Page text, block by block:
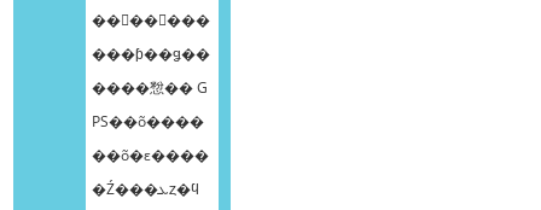
��󥰥��󥵡���
���ƥ��ǥ��
����㥹�� G
PS��õ����
��õ�ε����
�Ź���ܥȥ�ϥ